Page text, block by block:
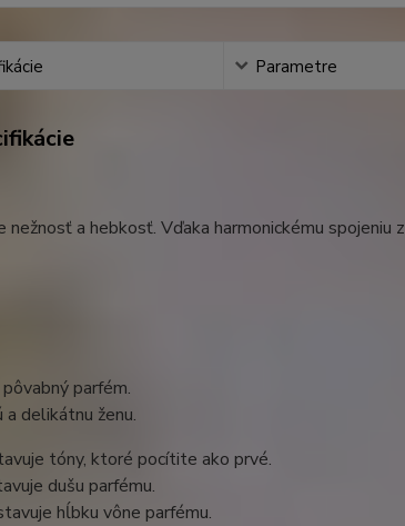
Parametre
a hebkosť. Vďaka harmonickému
parfém.
a delikátnu ženu.
tóny, ktoré pocítite ako prvé.
dušu parfému.
hĺbku vône parfému.